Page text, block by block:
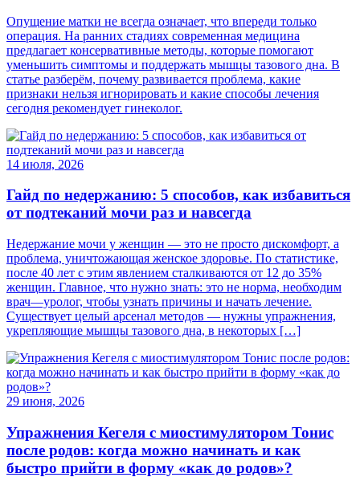
Опущение матки не всегда означает, что впереди только
операция. На ранних стадиях современная медицина
предлагает консервативные методы, которые помогают
уменьшить симптомы и поддержать мышцы тазового дна. В
статье разберём, почему развивается проблема, какие
признаки нельзя игнорировать и какие способы лечения
сегодня рекомендует гинеколог.
14 июля, 2026
Гайд по недержанию: 5 способов, как избавиться
от подтеканий мочи раз и навсегда
Недержание мочи у женщин — это не просто дискомфорт, а
проблема, уничтожающая женское здоровье. По статистике,
после 40 лет с этим явлением сталкиваются от 12 до 35%
женщин. Главное, что нужно знать: это не норма, необходим
врач—уролог, чтобы узнать причины и начать лечение.
Существует целый арсенал методов — нужны упражнения,
укрепляющие мышцы тазового дна, в некоторых […]
29 июня, 2026
Упражнения Кегеля с миостимулятором Тонис
после родов: когда можно начинать и как
быстро прийти в форму «как до родов»?